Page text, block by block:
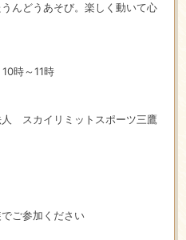
んどうあそび。楽しく動いて心
時～11時
スカイリミットスポーツ三鷹
ご参加ください